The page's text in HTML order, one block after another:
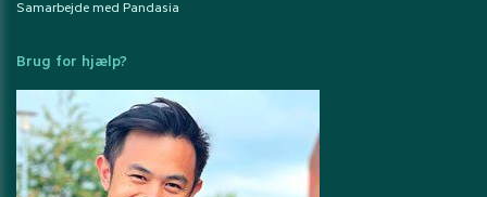
Samarbejde med Pandasia
Brug for hjælp?